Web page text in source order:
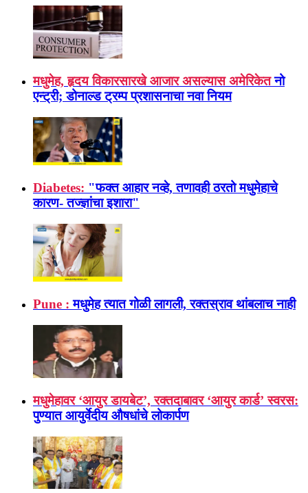
मधुमेह, हृदय विकारसारखे आजार असल्यास अमेरिकेत नो
एन्ट्री; डोनाल्ड ट्रम्प प्रशासनाचा नवा नियम
Diabetes: "फक्त आहार नव्हे, तणावही ठरतो मधुमेहाचे
कारण- तज्ज्ञांचा इशारा"
Pune : मधुमेह त्यात गोळी लागली, रक्तस्राव थांबलाच नाही
मधुमेहावर ‘आयुर डायबेट’, रक्तदाबावर ‘आयुर कार्ड’ स्वरस:
पुण्यात आयुर्वेदीय औषधांचे लोकार्पण